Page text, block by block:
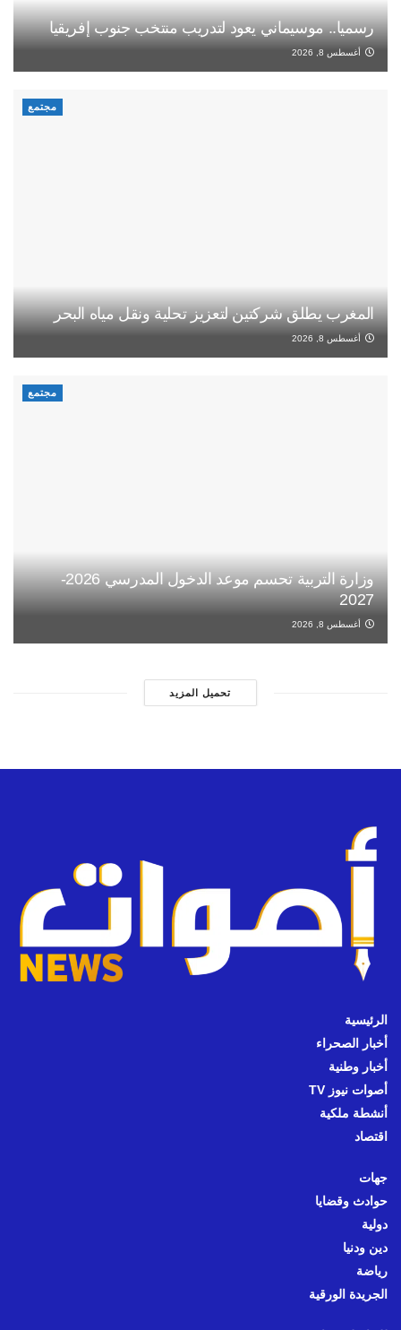
رسميا.. موسيماني يعود لتدريب منتخب جنوب إفريقيا
أغسطس 8, 2026
مجتمع
المغرب يطلق شركتين لتعزيز تحلية ونقل مياه البحر
أغسطس 8, 2026
مجتمع
وزارة التربية تحسم موعد الدخول المدرسي 2026-
2027
أغسطس 8, 2026
تحميل المزيد
الرئيسية
أخبار الصحراء
أخبار وطنية
أصوات نيوز TV
أنشطة ملكية
اقتصاد
جهات
حوادث وقضايا
دولية
دين ودنيا
رياضة
الجريدة الورقية